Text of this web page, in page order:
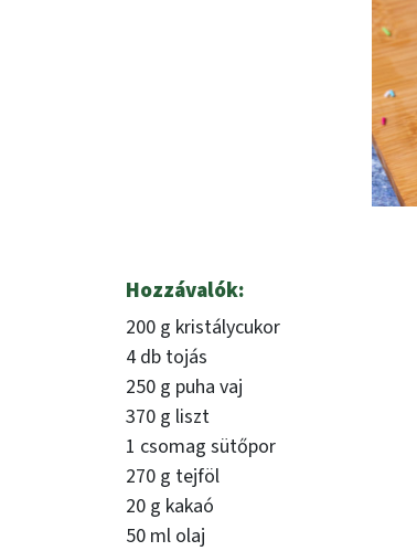
Hozzávalók:
200 g kristálycukor
4 db tojás
250 g puha vaj
370 g liszt
1 csomag sütőpor
270 g tejföl
20 g kakaó
50 ml olaj